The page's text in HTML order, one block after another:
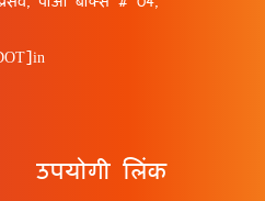
उपयोगी लिंक